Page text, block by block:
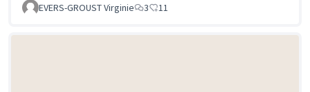
EVERS-GROUST Virginie 3 11